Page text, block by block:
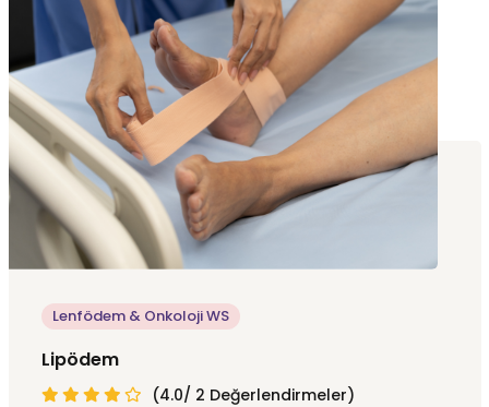
Lenfödem & Onkoloji WS
Lipödem
(4.0/ 2 Değerlendirmeler)